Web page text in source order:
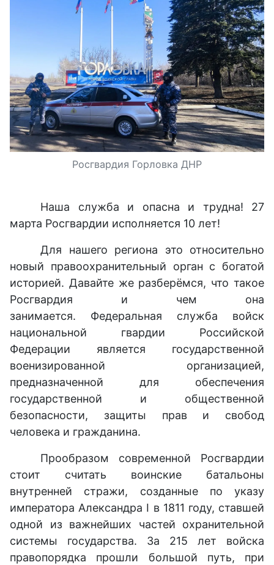
Росгвардия Горловка ДНР
Наша служба и опасна и трудна! 27
марта Росгвардии исполняется 10 лет!
Для нашего региона это относительно
новый правоохранительный орган с богатой
историей. Давайте же разберёмся, что такое
Росгвардия и чем она
занимается. Федеральная служба войск
национальной гвардии Российской
Федерации является государственной
военизированной организацией,
предназначенной для обеспечения
государственной и общественной
безопасности, защиты прав и свобод
человека и гражданина.
Прообразом современной Росгвардии
стоит считать воинские батальоны
внутренней стражи, созданные по указу
императора Александра I в 1811 году, ставшей
одной из важнейших частей охранительной
системы государства. За 215 лет войска
правопорядка прошли большой путь, при